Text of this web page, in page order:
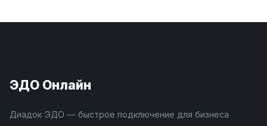
ЭДО Онлайн
Диадок ЭДО — быстрое подключение для бизнеса